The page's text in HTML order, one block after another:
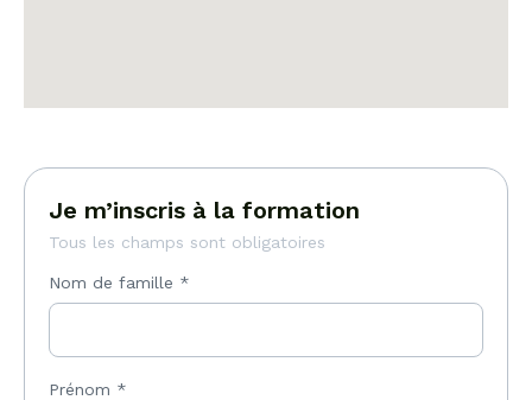
Je m’inscris à la formation
Tous les champs sont obligatoires
Nom de famille *
Prénom *